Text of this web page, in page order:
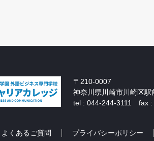
〒210-0007
神奈川県川崎市川崎区駅
tel : 044-244-3111 fax :
よくあるご質問 プライバシーポリシー